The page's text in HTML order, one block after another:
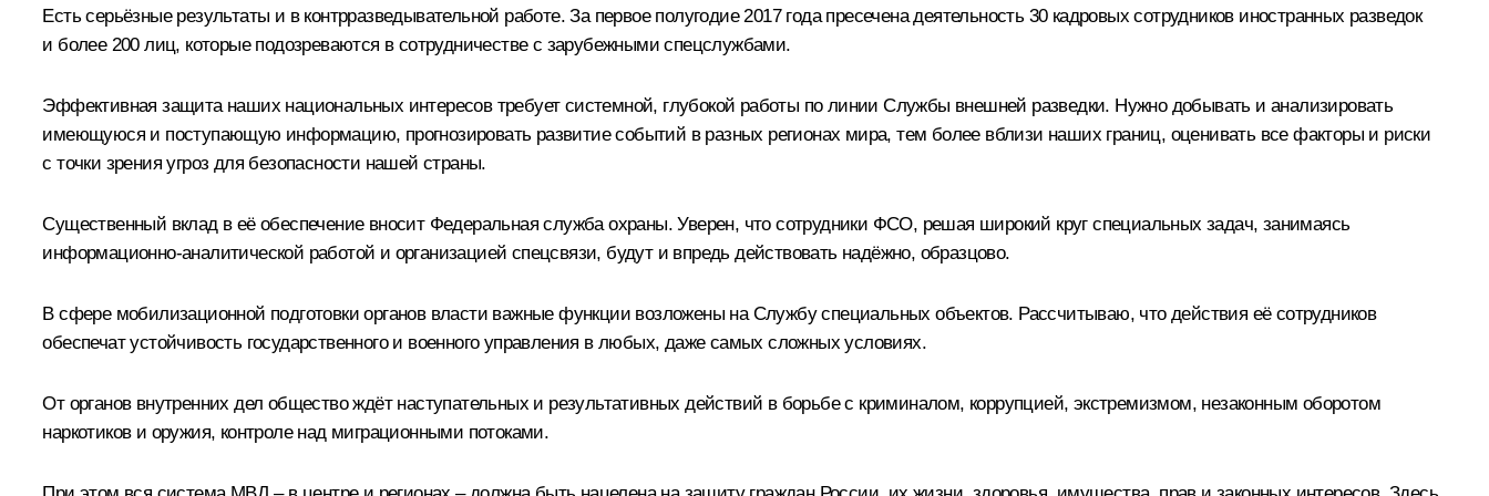
Есть серьёзные результаты и в контрразведывательной работе. За первое полугодие 2017 года пресечена деятельность 30 кадровых сотрудников иностранных разведок
и более 200 лиц, которые подозреваются в сотрудничестве с зарубежными спецслужбами.
Эффективная защита наших национальных интересов требует системной, глубокой работы по линии Службы внешней разведки. Нужно добывать и анализировать
имеющуюся и поступающую информацию, прогнозировать развитие событий в разных регионах мира, тем более вблизи наших границ, оценивать все факторы и риски
с точки зрения угроз для безопасности нашей страны.
Существенный вклад в её обеспечение вносит Федеральная служба охраны. Уверен, что сотрудники ФСО, решая широкий круг специальных задач, занимаясь
информационно-аналитической работой и организацией спецсвязи, будут и впредь действовать надёжно, образцово.
В сфере мобилизационной подготовки органов власти важные функции возложены на Службу специальных объектов. Рассчитываю, что действия её сотрудников
обеспечат устойчивость государственного и военного управления в любых, даже самых сложных условиях.
От органов внутренних дел общество ждёт наступательных и результативных действий в борьбе с криминалом, коррупцией, экстремизмом, незаконным оборотом
наркотиков и оружия, контроле над миграционными потоками.